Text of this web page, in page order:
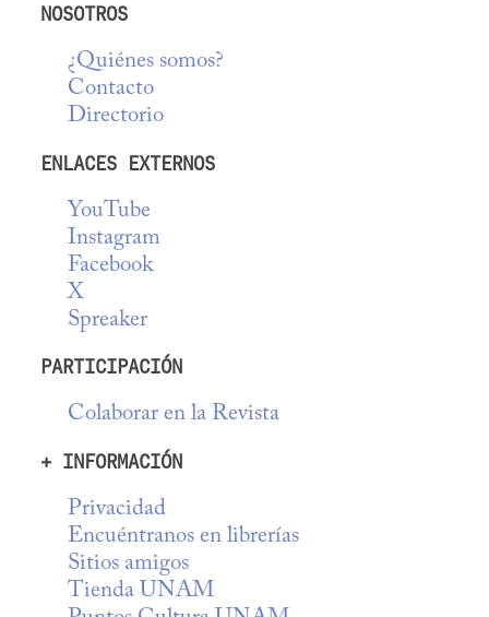
NOSOTROS
¿Quiénes somos?
Contacto
Directorio
ENLACES EXTERNOS
YouTube
Instagram
Facebook
X
Spreaker
PARTICIPACIÓN
Colaborar en la Revista
+ INFORMACIÓN
Privacidad
Encuéntranos en librerías
Sitios amigos
Tienda UNAM